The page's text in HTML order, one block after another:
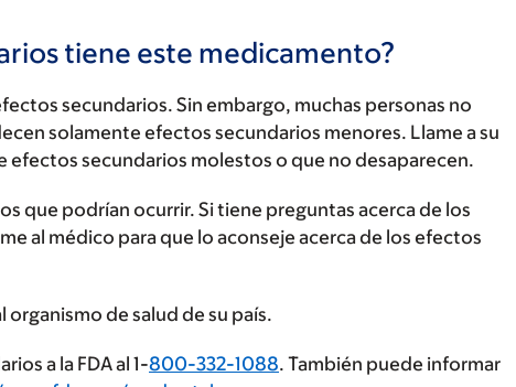
tiene este medicamento?
secundarios. Sin embargo, muchas personas no
solamente efectos secundarios menores. Llame a su
efectos secundarios molestos o que no desaparecen.
que podrían ocurrir. Si tiene preguntas acerca de los
al médico para que lo aconseje acerca de los efectos
de salud de su país.
a la FDA al 1-800-332-1088. También puede informar